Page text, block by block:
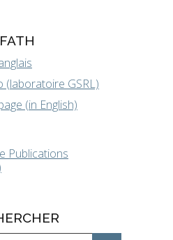
(laboratoire GSRL)
(in English)
Publications